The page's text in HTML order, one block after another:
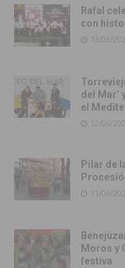
Rafal
con
13/06/
del Mar’
el
12/06/
Pilar de
11/06/
Moros y
festiva